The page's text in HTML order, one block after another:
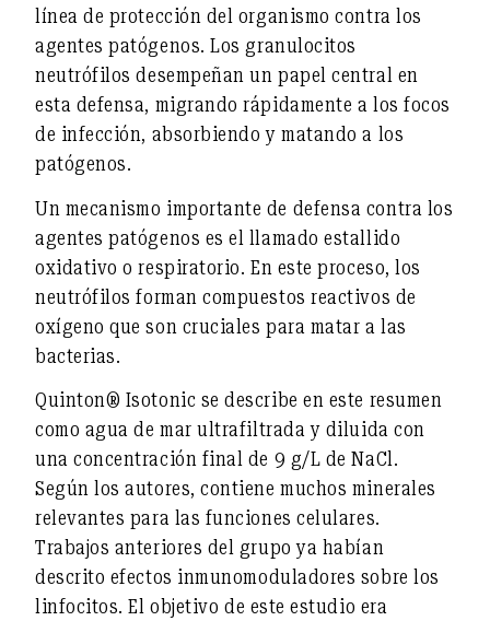
línea de protección del organismo contra los
agentes patógenos.Los granulocitos
neutrófilos desempeñan un papel central en
esta defensa, migrando rápidamente a los focos
de infección, absorbiendo y matando a los
patógenos.
Un mecanismo importante de defensa contra los
agentes patógenos es el llamadoestallido
oxidativo o respiratorio. En este proceso, los
neutrófilos forman compuestos reactivos de
oxígeno que son cruciales para matar a las
bacterias.
Quinton® Isotonic se describe en este resumen
como agua de mar ultrafiltrada y diluida con
una concentración final de 9 g/L de NaCl.
Según los autores, contiene muchos minerales
relevantes para las funciones celulares.
Trabajos anteriores del grupo ya habían
descrito efectos inmunomoduladores sobre los
linfocitos. El objetivo de este estudio era